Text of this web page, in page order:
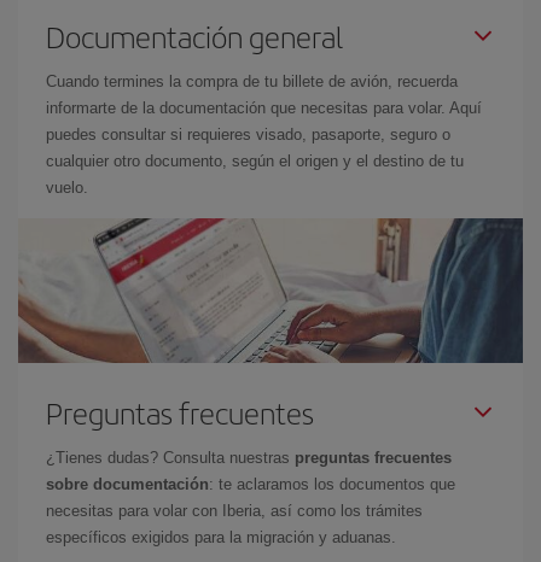
Documentación general
Cuando termines la compra de tu billete de avión, recuerda
informarte de la documentación que necesitas para volar. Aquí
puedes consultar si requieres visado, pasaporte, seguro o
cualquier otro documento, según el origen y el destino de tu
vuelo.
Preguntas frecuentes
¿Tienes dudas? Consulta nuestras preguntas frecuentes
sobre documentación: te aclaramos los documentos que
necesitas para volar con Iberia, así como los trámites
específicos exigidos para la migración y aduanas.